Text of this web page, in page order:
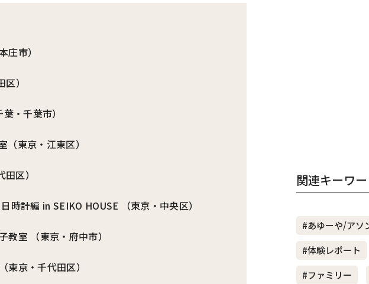
庄市）
）
・千葉市）
（東京・江東区）
区）
時計編 in SEIKO HOUSE （東京・中央区）
教室 （東京・府中市）
東京・千代田区）
関連キーワ
#あゆーや/アソ
#体験レポート
#ファミリー